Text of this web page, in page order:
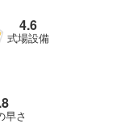
4.6
式場設備
早さ